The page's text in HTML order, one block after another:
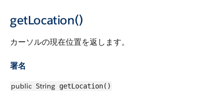
getLocation()
カーソルの現在位置を返します。
署名
public String getLocation()